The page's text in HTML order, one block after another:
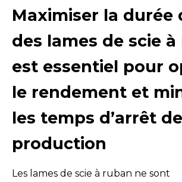
Maximiser la durée
des lames de scie
est essentiel pour
le rendement et
les temps d’arrêt
production
Les lames de scie à ruban ne sont